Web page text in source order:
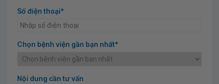
Số điện thoại*
Chọn bệnh viện gần bạn nhất*
Nội dung cần tư vấn